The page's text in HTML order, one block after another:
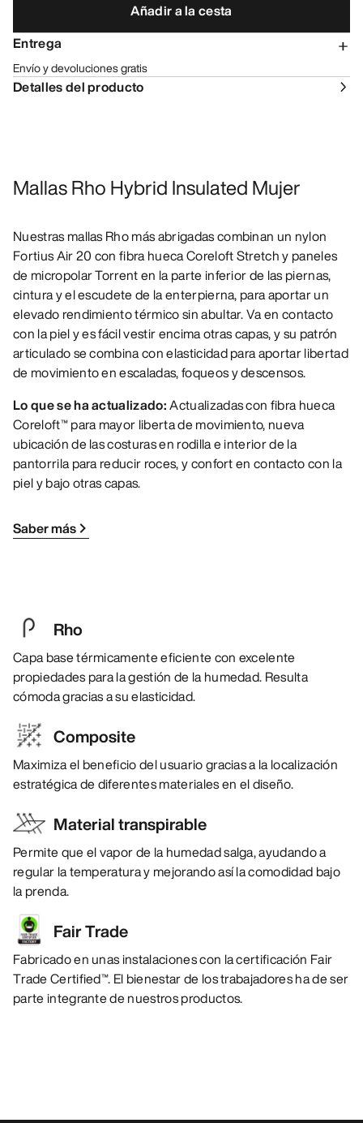
Añadir a la cesta
Entrega
Envío y devoluciones gratis
Detalles del producto
Mallas Rho Hybrid Insulated Mujer
Nuestras mallas Rho más abrigadas combinan un nylon
Fortius Air 20 con fibra hueca Coreloft Stretch y paneles
de micropolar Torrent en la parte inferior de las piernas,
cintura y el escudete de la enterpierna, para aportar un
elevado rendimiento térmico sin abultar. Va en contacto
con la piel y es fácil vestir encima otras capas, y su patrón
articulado se combina con elasticidad para aportar libertad
de movimiento en escaladas, foqueos y descensos.
Lo que se ha actualizado:Actualizadas con fibra hueca
Coreloft™ para mayor liberta de movimiento, nueva
ubicación de las costuras en rodilla e interior de la
pantorrila para reducir roces, y confort en contacto con la
piel y bajo otras capas.
Saber más
Rho
Capa base térmicamente eficiente con excelente
propiedades para la gestión de la humedad. Resulta
cómoda gracias a su elasticidad.
Composite
Maximiza el beneficio del usuario gracias a la localización
estratégica de diferentes materiales en el diseño.
Material transpirable
Permite que el vapor de la humedad salga, ayudando a
regular la temperatura y mejorando así la comodidad bajo
la prenda.
Fair Trade
Fabricado en unas instalaciones con la certificación Fair
Trade Certified™. El bienestar de los trabajadores ha de ser
parte integrante de nuestros productos.